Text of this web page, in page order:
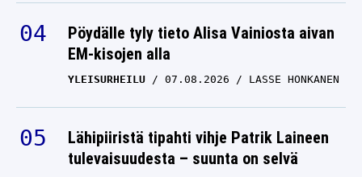
Pöydälle tyly tieto Alisa Vainiosta aivan
EM-kisojen alla
YLEISURHEILU 07.08.2026 LASSE HONKANEN
Lähipiiristä tipahti vihje Patrik Laineen
tulevaisuudesta – suunta on selvä